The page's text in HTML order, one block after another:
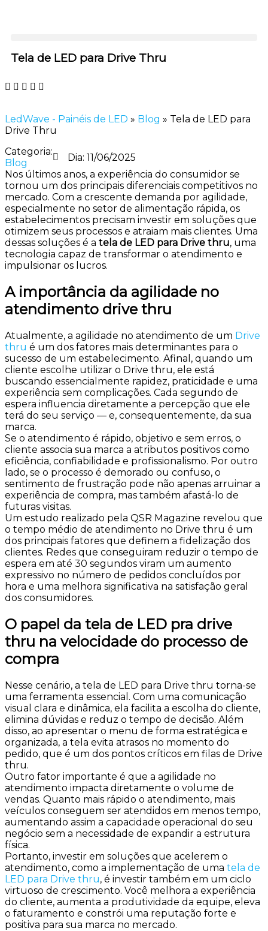
Tela de LED para Drive Thru
LedWave - Painéis de LED » Blog » Tela de LED para
Drive Thru
Categoria:
Blog
Dia: 11/06/2025
Nos últimos anos, a experiência do consumidor se
tornou um dos principais diferenciais competitivos no
mercado. Com a crescente demanda por agilidade,
especialmente no setor de alimentação rápida, os
estabelecimentos precisam investir em soluções que
otimizem seus processos e atraiam mais clientes. Uma
dessas soluções é a tela de LED para Drive thru, uma
tecnologia capaz de transformar o atendimento e
impulsionar os lucros.
A importância da agilidade no
atendimento drive thru
Atualmente, a agilidade no atendimento de um Drive
thru é um dos fatores mais determinantes para o
sucesso de um estabelecimento. Afinal, quando um
cliente escolhe utilizar o Drive thru, ele está
buscando essencialmente rapidez, praticidade e uma
experiência sem complicações. Cada segundo de
espera influencia diretamente a percepção que ele
terá do seu serviço — e, consequentemente, da sua
marca.
Se o atendimento é rápido, objetivo e sem erros, o
cliente associa sua marca a atributos positivos como
eficiência, confiabilidade e profissionalismo. Por outro
lado, se o processo é demorado ou confuso, o
sentimento de frustração pode não apenas arruinar a
experiência de compra, mas também afastá-lo de
futuras visitas.
Um estudo realizado pela QSR Magazine revelou que
o tempo médio de atendimento no Drive thru é um
dos principais fatores que definem a fidelização dos
clientes. Redes que conseguiram reduzir o tempo de
espera em até 30 segundos viram um aumento
expressivo no número de pedidos concluídos por
hora e uma melhora significativa na satisfação geral
dos consumidores.
O papel da tela de LED pra drive
thru na velocidade do processo de
compra
Nesse cenário, a tela de LED para Drive thru torna-se
uma ferramenta essencial. Com uma comunicação
visual clara e dinâmica, ela facilita a escolha do cliente,
elimina dúvidas e reduz o tempo de decisão. Além
disso, ao apresentar o menu de forma estratégica e
organizada, a tela evita atrasos no momento do
pedido, que é um dos pontos críticos em filas de Drive
thru.
Outro fator importante é que a agilidade no
atendimento impacta diretamente o volume de
vendas. Quanto mais rápido o atendimento, mais
veículos conseguem ser atendidos em menos tempo,
aumentando assim a capacidade operacional do seu
negócio sem a necessidade de expandir a estrutura
física.
Portanto, investir em soluções que acelerem o
atendimento, como a implementação de uma tela de
LED para Drive thru, é investir também em um ciclo
virtuoso de crescimento. Você melhora a experiência
do cliente, aumenta a produtividade da equipe, eleva
o faturamento e constrói uma reputação forte e
positiva para sua marca no mercado.